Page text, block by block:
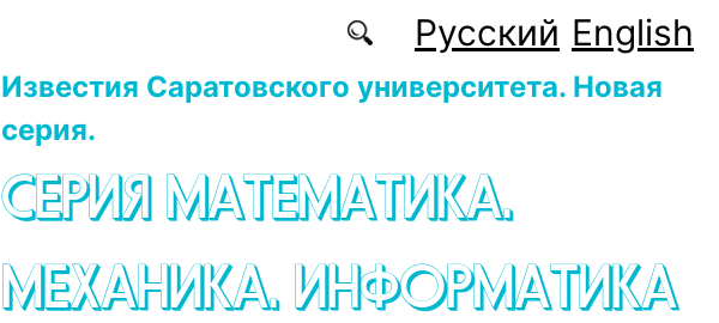
Русский English
Известия Саратовского университета. Новая
серия.
СЕРИЯ МАТЕМАТИКА.
МЕХАНИКА. ИНФОРМАТИКА